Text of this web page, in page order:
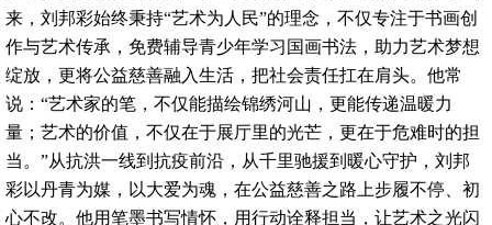
来，刘邦彩始终秉持“艺术为人民”的理念，不仅专注于书画创
作与艺术传承，免费辅导青少年学习国画书法，助力艺术梦想
绽放，更将公益慈善融入生活，把社会责任扛在肩头。他常
说：“艺术家的笔，不仅能描绘锦绣河山，更能传递温暖力
量；艺术的价值，不仅在于展厅里的光芒，更在于危难时的担
当。”从抗洪一线到抗疫前沿，从千里驰援到暖心守护，刘邦
彩以丹青为媒，以大爱为魂，在公益慈善之路上步履不停、初
心不改。他用笔墨书写情怀，用行动诠释担当，让艺术之光闪